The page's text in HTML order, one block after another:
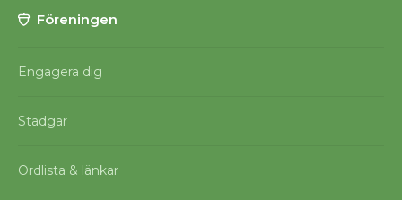
Föreningen
Engagera dig
Stadgar
Ordlista & länkar